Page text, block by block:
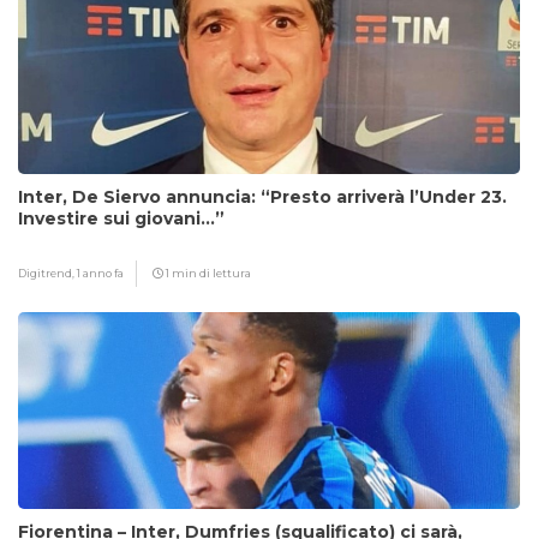
Inter, De Siervo annuncia: “Presto arriverà l’Under 23.
Investire sui giovani…”
Digitrend,1 anno fa 1 min di lettura
Fiorentina – Inter, Dumfries (squalificato) ci sarà,